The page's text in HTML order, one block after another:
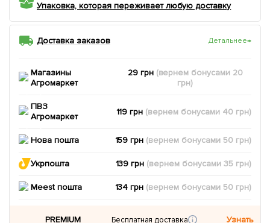
Упаковка, которая переживает любую доставку
Доставка заказов Детальнее→
Магазины
Агромаркет
29 грн (вернем бонусами 20
грн)
ПВЗ
Агромаркет
119 грн (вернем бонусами 40 грн)
Нова пошта 159 грн (вернем бонусами 50 грн)
Укрпошта 139 грн (вернем бонусами35 грн)
Meest пошта 134 грн (вернем бонусами 50 грн)
PREMIUM Бесплатная доставка Узнать